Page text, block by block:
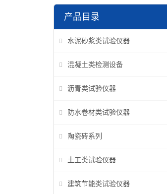
产品目录
水泥砂浆类试验仪器
混凝土类检测设备
沥青类试验仪器
防水卷材类试验仪器
陶瓷砖系列
土工类试验仪器
建筑节能类试验仪器